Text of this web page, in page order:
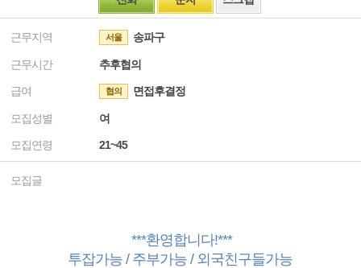
근무지역 서울 송파구
근무시간 추후협의
급여 협의 면접후결정
모집성별 여
모집연령 21~45
모집글
***환영합니다!***
투잡가능 / 주부가능 / 외국친구들가능